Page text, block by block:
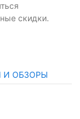
скидки.
И ОБЗОРЫ